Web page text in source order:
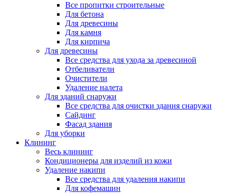
Все пропитки строительные
Для бетона
Для древесины
Для камня
Для кирпича
Для древесины
Все средства для ухода за древесиной
Отбеливатели
Очистители
Удаление налета
Для зданий снаружи
Все средства для очистки здания снаружи
Сайдинг
Фасад здания
Для уборки
Клининг
Весь клининг
Кондиционеры для изделий из кожи
Удаление накипи
Все средства для удаления накипи
Для кофемашин